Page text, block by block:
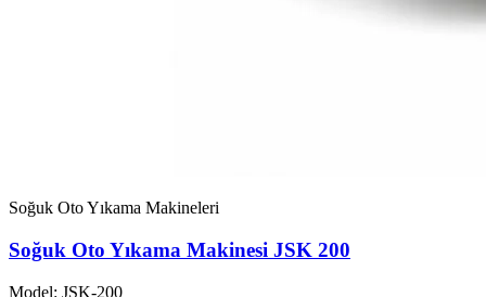
Soğuk Oto Yıkama Makineleri
Soğuk Oto Yıkama Makinesi JSK 200
Model: JSK-200